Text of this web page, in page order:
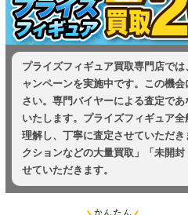
プライズフィギュア買取専門店で
ャンペーンを実施中です。この機
さい。専門バイヤーによる査定で
いたします。プライズフィギュア
理解し、丁寧に査定させていただ
クションなどの大量買取」「未開
せていただきます。